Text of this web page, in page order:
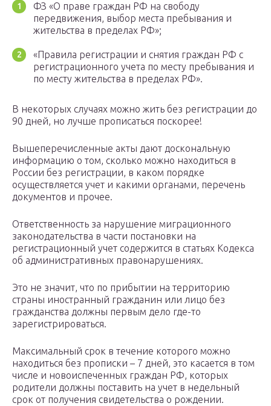
ФЗ «О праве граждан РФ на свободу
передвижения, выбор места пребывания и
жительства в пределах РФ»;
«Правила регистрации и снятия граждан РФ с
регистрационного учета по месту пребывания и
по месту жительства в пределах РФ».
В некоторых случаях можно жить без регистрации до
90 дней, но лучше прописаться поскорее!
Вышеперечисленные акты дают доскональную
информацию о том, сколько можно находиться в
России без регистрации, в каком порядке
осуществляется учет и какими органами, перечень
документов и прочее.
Ответственность за нарушение миграционного
законодательства в части постановки на
регистрационный учет содержится в статьях Кодекса
об административных правонарушениях.
Это не значит, что по прибытии на территорию
страны иностранный гражданин или лицо без
гражданства должны первым дело где-то
зарегистрироваться.
Максимальный срок в течение которого можно
находиться без прописки – 7 дней, это касается в том
числе и новоиспеченных граждан РФ, которых
родители должны поставить на учет в недельный
срок от получения свидетельства о рождении.